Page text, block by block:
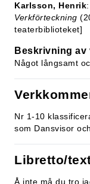
Karlsson, Henrik:
Verkförteckning
teaterbiblioteket]
Beskrivning av
Något långsamt
Nr 1-10
som Dansvisor
Libretto/
Å inte må du tro